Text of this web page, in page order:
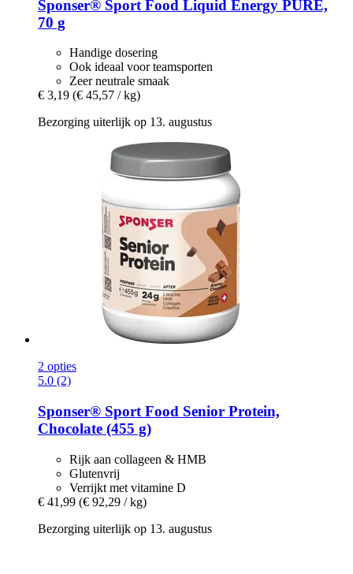
Sponser® Sport Food Liquid Energy PURE,
70 g
Handige dosering
Ook ideaal voor teamsporten
Zeer neutrale smaak
€ 3,19 (€ 45,57 / kg)
Bezorging uiterlijk op 13. augustus
2 opties
5.0 (2)
Sponser® Sport Food Senior Protein,
Chocolate (455 g)
Rijk aan collageen & HMB
Glutenvrij
Verrijkt met vitamine D
€ 41,99 (€ 92,29 / kg)
Bezorging uiterlijk op 13. augustus